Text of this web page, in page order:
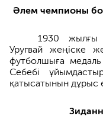
Әлем чемпионы
1930 жылғы
Уругвай жеңіске
футболшыға
Себебі
қатысатынын дұрыс